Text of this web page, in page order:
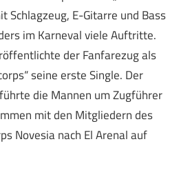
Schlagzeug, E-Gitarre und Bass
im Karneval viele Auftritte.
der Fanfarezug als
seine erste Single. Der
die Mannen um Zugführer
mit den Mitgliedern des
Novesia nach El Arenal auf